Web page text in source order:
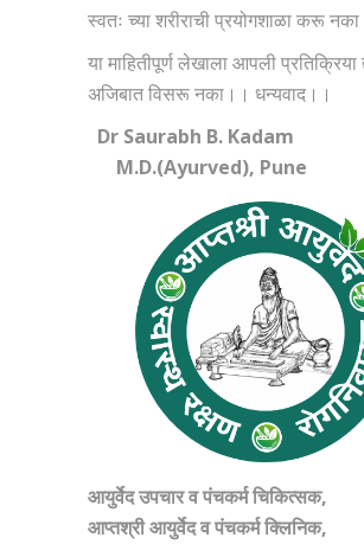
स्वतः च्या शरीराची प्रयोगशाळा करू
या माहितीपूर्ण लेखाला आपली प्रतिक्रिया
अजिबात विसरू नका।। धन्यवाद।।
Dr Saurabh B. Kadam
M.D.(Ayurved), Pune
आयुर्वेद उपचार व पंचकर्म चिकित्सक,
आप्तश्री आयुर्वेद व पंचकर्म क्लिनिक,